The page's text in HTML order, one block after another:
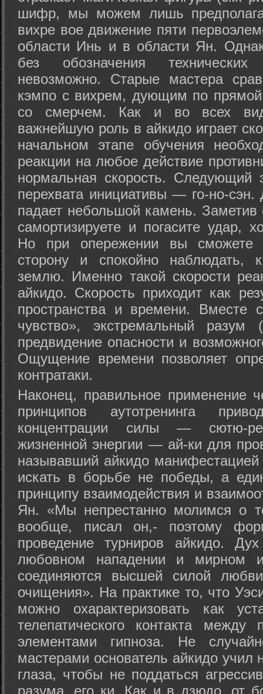
шифр, мы можем лишь
вихре вое движение пяти
области Инь и в области Ян.
без обозначения
невозможно. Старые мастера
кэмпо с вихрем, дующим по
со смерчем. Как и во всех
важнейшую роль в айкидо играет
начальном этапе обучения
реакции на любое действие
нормальная скорость.
перехвата инициативы — го-но-
падает небольшой камень.
самортизируете и погасите удар,
Но при опережении вы сможете
сторону и спокойно наблюдать,
землю. Именно такой скорости
айкидо. Скорость приходит как
пространства и времени. Вместе
чувство», экстремальный разум
предвидение опасности и
Ощущение времени позволяет
контратаки.
Наконец, правильное применение
принципов аутотренинга
концентрации силы — сютю-
жизненной энергии — ай-ки для
называвший айкидо
искать в борьбе не победы, а
принципу взаимодействия и
Ян. «Мы непрестанно молимся о
вообще, писал он,- поэтому
проведение турниров айкидо.
любовном нападении и мирном
соединяются высшей силой
очищения». На практике то, что
можно охарактеризовать как
телепатического контакта между
элементами гипноза. Не
мастерами основатель айкидо учил
глаза, чтобы не поддаться
разума, его ки. Как и в дзюдо, от